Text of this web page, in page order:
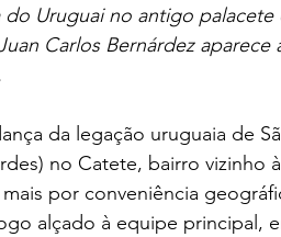
Uruguai no antigo palacete
Carlos Bernárdez aparece
no Catete, bairro vizinho
por conveniência
alçado à equipe principal,